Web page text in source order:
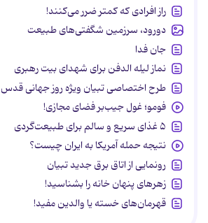
راز افرادی که کمتر ضرر می‌کنند!
دورود، سرزمین شگفتی‌های طبیعت
جان فدا
نماز لیله الدفن برای شهدای بیت رهبری
طرح اختصاصی تبیان ویژه روز جهانی قدس
فومو؛ غول جیب‌بر فضای مجازی!
۵ غذای سریع و سالم برای طبیعت‌گردی
نتیجه حمله آمریکا به ایران چیست؟
رونمایی از اتاق برق جدید تبیان
زهرهای پنهان خانه را بشناسید!
قهرمان‌های خسته یا والدین مفید!